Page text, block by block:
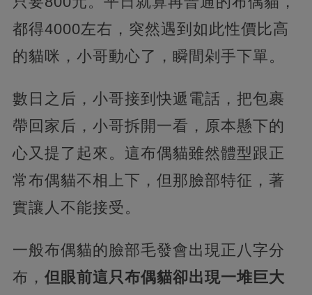
都得4000左右，突然遇到如此性價比高
的貓咪，小哥動心了，瞬間剁手下單。
數日之后，小哥接到快遞電話，把包裹
帶回家后，小哥拆開一看，原本懸下的
心又提了起來。這布偶貓雖然體型跟正
常布偶貓不相上下，但那臉部特征，著
實讓人不能接受。
一般布偶貓的臉部毛發會出現正八字分
布， 但眼前這只布偶貓卻出現一堆巨大